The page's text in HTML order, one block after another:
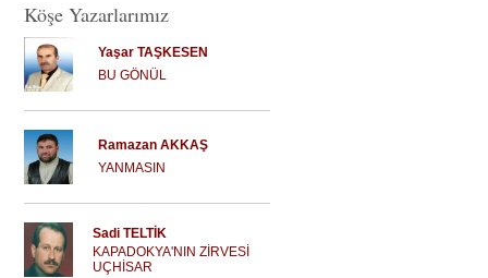
Köşe Yazarlarımız
Yaşar TAŞKESEN
BU GÖNÜL
Ramazan AKKAŞ
YANMASIN
Sadi TELTİK
KAPADOKYA'NIN ZİRVESİ
UÇHİSAR